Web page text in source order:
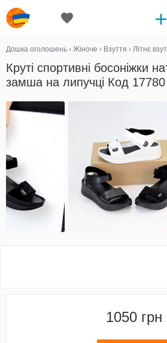
Дошка оголошень › Жіноче › Взуття › Літнє
Круті спортивні босоніжки
замша на липучці Код 17780
1050 грн